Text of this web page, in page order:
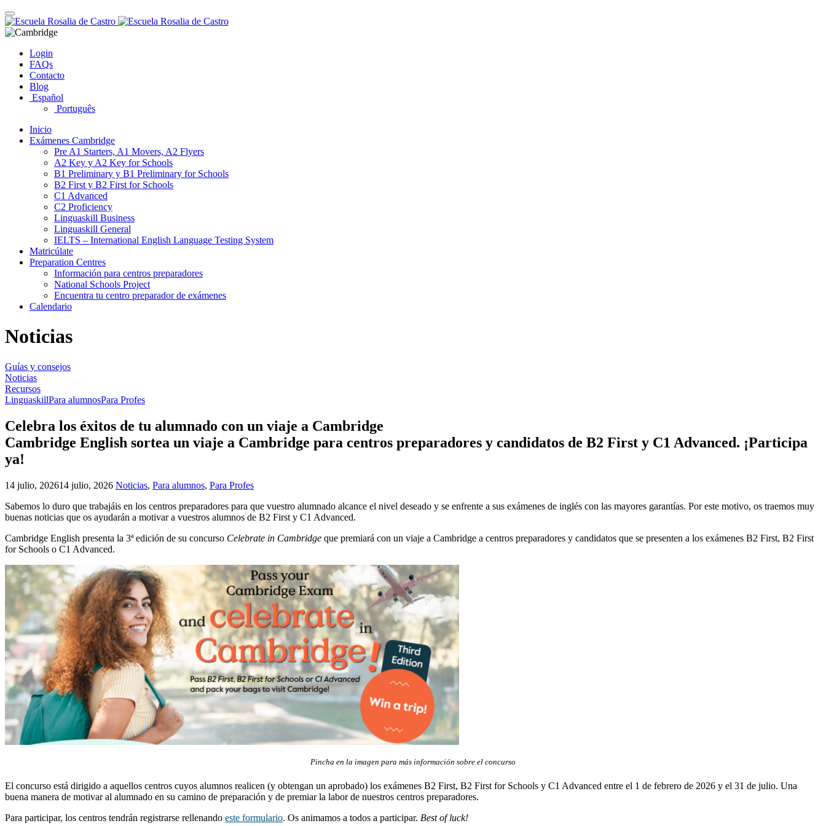
Skip
to
content
Toggle
navigation
Login
FAQs
Contacto
Blog
Español
Português
Inicio
Exámenes Cambridge
Pre A1 Starters, A1 Movers, A2 Flyers
A2 Key y A2 Key for Schools
B1 Preliminary y B1 Preliminary for Schools
B2 First y B2 First for Schools
C1 Advanced
C2 Proficiency
Linguaskill Business
Linguaskill General
IELTS – International English Language Testing System
Matricúlate
Preparation Centres
Información para centros preparadores
National Schools Project
Encuentra tu centro preparador de exámenes
Calendario
Noticias
Guías y consejos
Noticias
Recursos
LinguaskillPara alumnosPara Profes
Celebra los éxitos de tu alumnado con un viaje a Cambridge
Cambridge English sortea un viaje a Cambridge para centros preparadores y candidatos de B2 First y C1 Advanced. ¡Participa
ya!
14 julio, 202614 julio, 2026 Noticias, Para alumnos, Para Profes
Sabemos lo duro que trabajáis en los centros preparadores para que vuestro alumnado alcance el nivel deseado y se enfrente a sus exámenes de inglés con las mayores garantías. Por este motivo, os traemos muy
buenas noticias que os ayudarán a motivar a vuestros alumnos de B2 First y C1 Advanced.
Cambridge English presenta la 3ª edición de su concurso Celebrate in Cambridge que premiará con un viaje a Cambridge a centros preparadores y candidatos que se presenten a los exámenes B2 First, B2 First
for Schools o C1 Advanced.
Pincha en la imagen para más información sobre el concurso
El concurso está dirigido a aquellos centros cuyos alumnos realicen (y obtengan un aprobado) los exámenes B2 First, B2 First for Schools y C1 Advanced entre el 1 de febrero de 2026 y el 31 de julio. Una
buena manera de motivar al alumnado en su camino de preparación y de premiar la labor de nuestros centros preparadores.
Para participar, los centros tendrán registrarse rellenando este formulario. Os animamos a todos a participar. Best of luck!